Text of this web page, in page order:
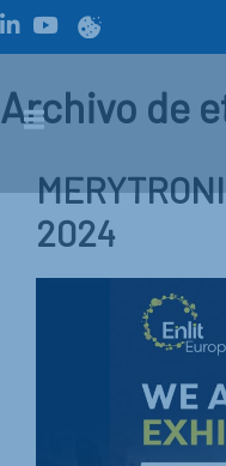
Archivo de
2024